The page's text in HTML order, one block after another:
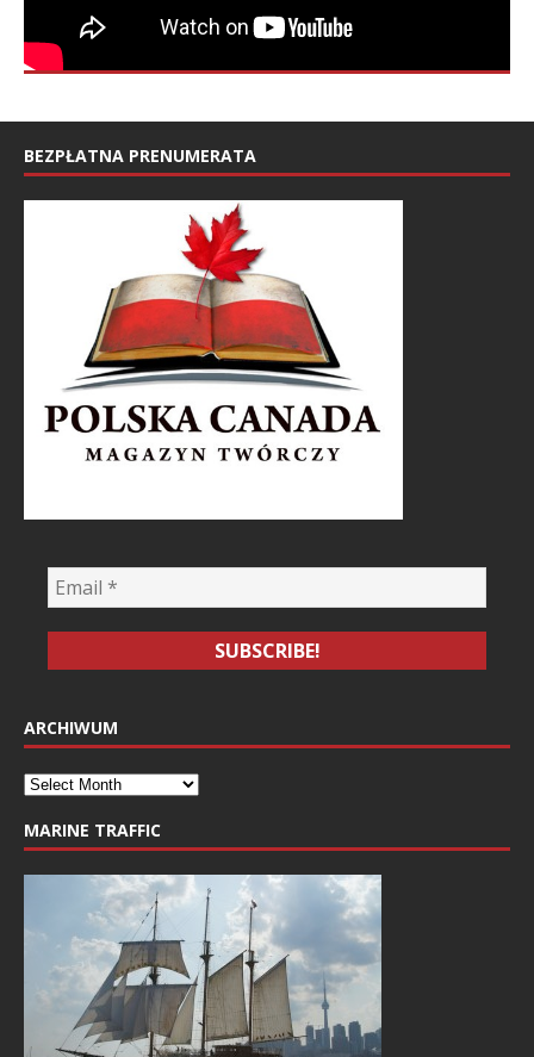
BEZPŁATNA PRENUMERATA
ARCHIWUM
MARINE TRAFFIC